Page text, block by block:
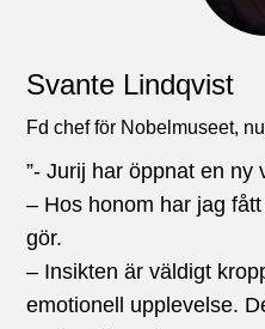
Svante Lindqvist
Fd chef för Nobelmuseet,
”- Jurij har öppnat en ny
– Hos honom har jag
gör.
– Insikten är väldigt
emotionell upplevelse.